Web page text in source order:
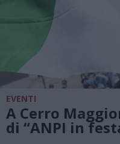
EVENTI
A Cerro
di “ANPI in